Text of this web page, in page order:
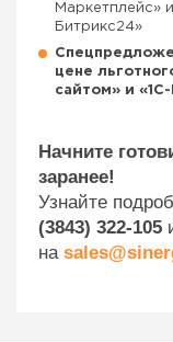
Маркетплейс»
Битрикс24»
цене
сайтом» и
Начните
заранее!
Узнайте
(3843) 322-105
на